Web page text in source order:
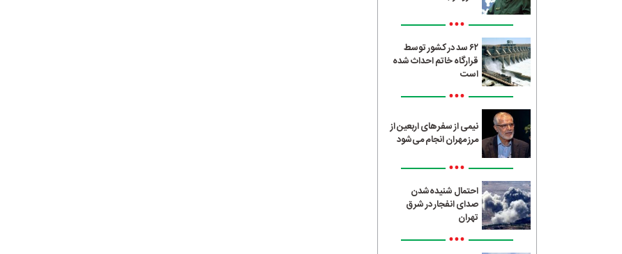
•••
۶۲ سد در کشور توسط
قرارگاه خاتم احداث شده
است
•••
نیمی از سفرهای اربعین از
مرز مهران انجام می‌شود
•••
احتمال شنیده‌شدن
صدای انفجار در شرق
تهران
•••